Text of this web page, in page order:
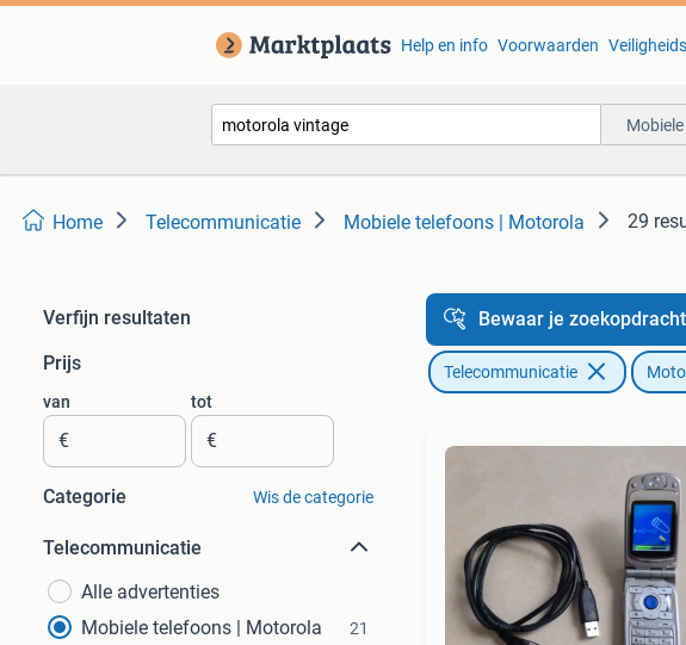
Help en info Voorwaarden
Home Telecommunicatie Mobiele telefoons | Motorola 29
Verfijn resultaten
Prijs
van
€
tot
€
Categorie Wis de categorie
Telecommunicatie
Alle advertenties
Mobiele telefoons | Motorola
21
Bewaar je zoekopdracht
Telecommunicatie